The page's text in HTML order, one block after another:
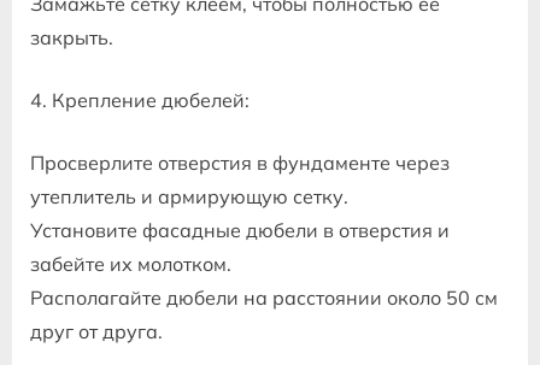
закрыть.
4. Крепление дюбелей:
Просверлите отверстия в фундаменте через
утеплитель и армирующую сетку.
Установите фасадные дюбели в отверстия и
забейте их молотком.
Располагайте дюбели на расстоянии около 50 см
друг от друга.